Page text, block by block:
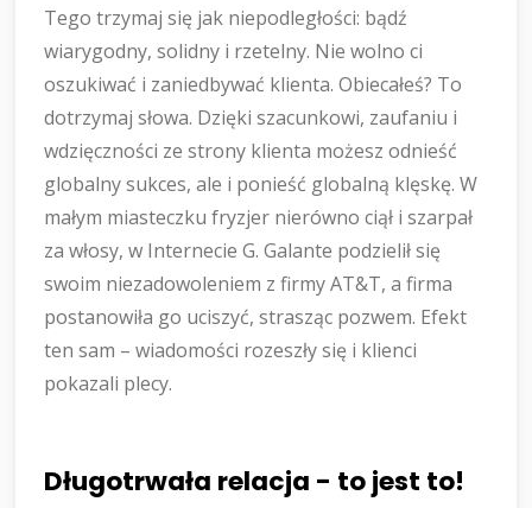
Tego trzymaj się jak niepodległości: bądź
wiarygodny, solidny i rzetelny. Nie wolno ci
oszukiwać i zaniedbywać klienta. Obiecałeś? To
dotrzymaj słowa. Dzięki szacunkowi, zaufaniu i
wdzięczności ze strony klienta możesz odnieść
globalny sukces, ale i ponieść globalną klęskę. W
małym miasteczku fryzjer nierówno ciął i szarpał
za włosy, w Internecie G. Galante podzielił się
swoim niezadowoleniem z firmy AT&T, a firma
postanowiła go uciszyć, strasząc pozwem. Efekt
ten sam – wiadomości rozeszły się i klienci
pokazali plecy.
Długotrwała relacja - to jest to!